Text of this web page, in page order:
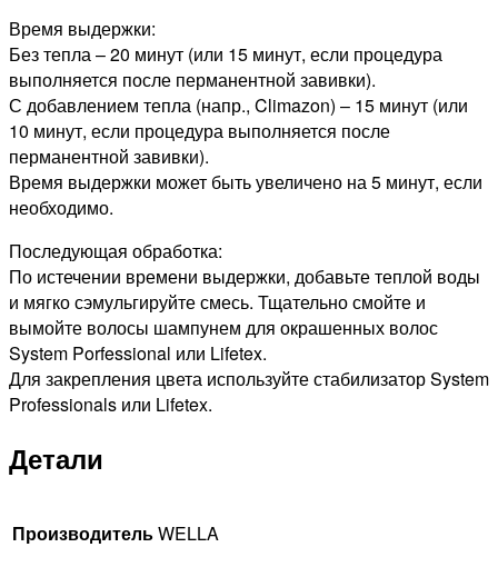
Время выдержки:
Без тепла – 20 минут (или 15 минут, если процедура
выполняется после перманентной завивки).
С добавлением тепла (напр., Climazon) – 15 минут (или
10 минут, если процедура выполняется после
перманентной завивки).
Время выдержки может быть увеличено на 5 минут, если
необходимо.
Последующая обработка:
По истечении времени выдержки, добавьте теплой воды
и мягко сэмульгируйте смесь. Тщательно смойте и
вымойте волосы шампунем для окрашенных волос
System Porfessional или Lifetex.
Для закрепления цвета используйте стабилизатор System
Professionals или Lifetex.
Детали
ПроизводительWELLA